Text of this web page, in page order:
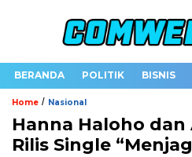
BERANDA POLITIK BISNIS
Home / Nasional
Hanna Haloho dan
Rilis Single